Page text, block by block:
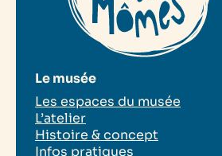
Le musée
Les espaces du musée
L’atelier
Histoire & concept
Infos pratiques